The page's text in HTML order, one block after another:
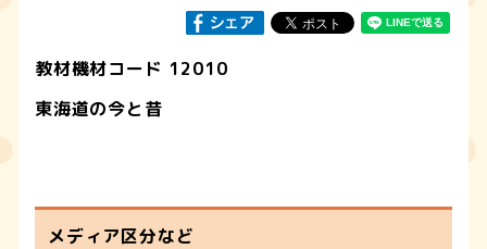
教材機材コード 12010
東海道の今と昔
メディア区分など